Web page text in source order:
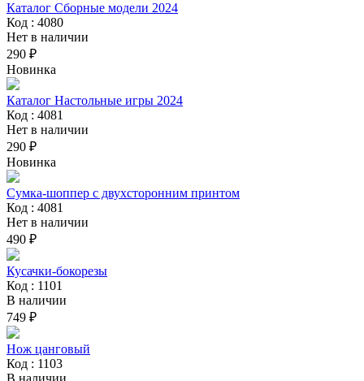
Каталог Сборные модели 2024
Код : 4080
Нет в наличии
290 ₽
Новинка
Каталог Настольные игры 2024
Код : 4081
Нет в наличии
290 ₽
Новинка
Сумка-шоппер с двухсторонним принтом
Код : 4081
Нет в наличии
490 ₽
Кусачки-бокорезы
Код : 1101
В наличии
749 ₽
Нож цанговый
Код : 1103